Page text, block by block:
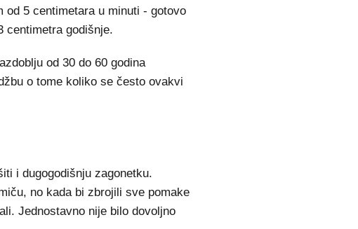
5 centimetara u minuti - gotovo
centimetra godišnje.
od 30 do 60 godina
o tome koliko se često ovakvi
i dugogodišnju zagonetku.
no kada bi zbrojili sve pomake
Jednostavno nije bilo dovoljno